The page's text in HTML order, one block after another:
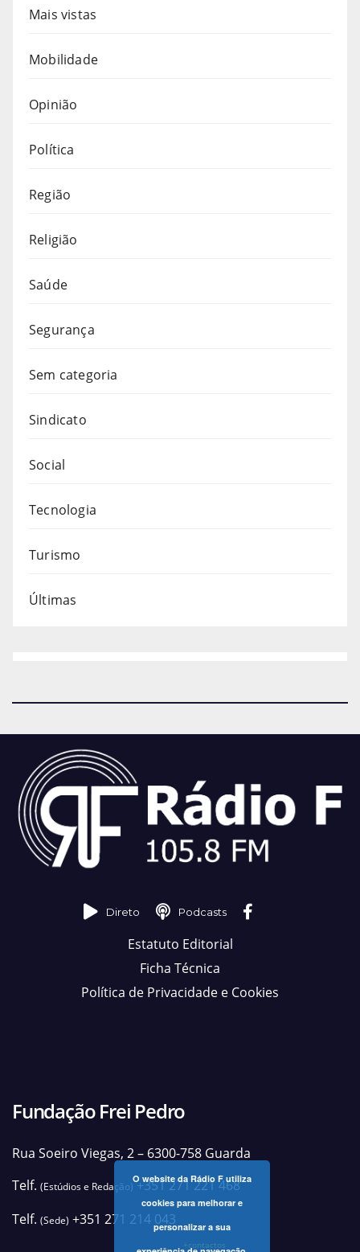
Mais vistas
Mobilidade
Opinião
Política
Região
Religião
Saúde
Segurança
Sem categoria
Sindicato
Social
Tecnologia
Turismo
Últimas
Direto Podcasts
Estatuto Editorial
Ficha Técnica
Política de Privacidade e Cookies
Fundação Frei Pedro
Rua Soeiro Viegas, 2 – 6300-758 Guarda
Telf. (Estúdios e Redação)+351 271 221 468
Telf. (Sede) +351 271 214 043
+contactos
O website da Rádio F utiliza
cookies para melhorar e
personalizar a sua